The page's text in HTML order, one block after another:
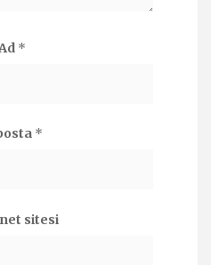
*
*
sitesi